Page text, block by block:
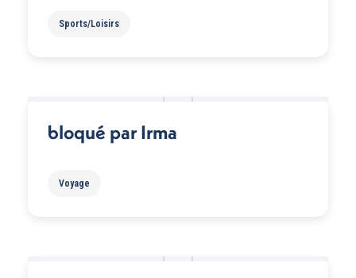
Sports/Loisirs
bloqué par Irma
Voyage